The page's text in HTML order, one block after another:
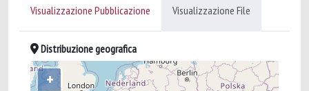
Visualizzazione Pubblicazione Visualizzazione File
Distribuzione geografica
+